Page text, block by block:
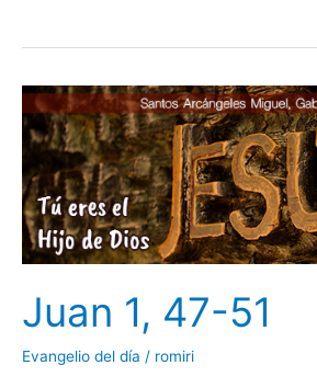
Juan 1, 47-51
Evangelio del día / romiri
Juan
1,
47-
51